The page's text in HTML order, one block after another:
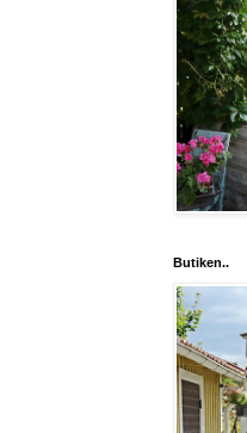
Butiken..